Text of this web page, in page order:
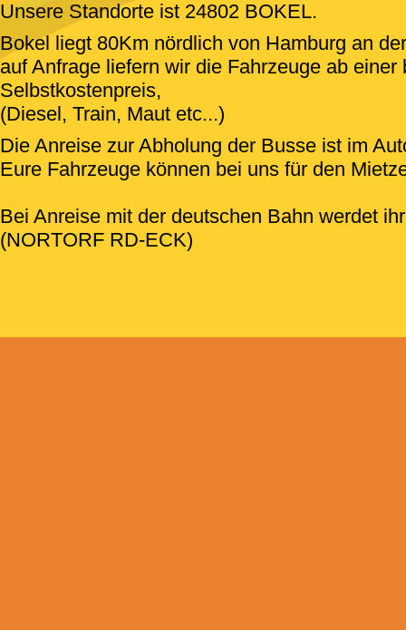
Unsere Standorte ist 24802 BOKEL.
Bokel liegt 80Km nördlich von Hamburg an
auf Anfrage liefern wir die Fahrzeuge ab
Selbstkostenpreis,
(Diesel, Train, Maut etc...)
Die Anreise zur Abholung der Busse ist im
Eure Fahrzeuge können bei uns für den
Bei Anreise mit der deutschen Bahn werdet
(NORTORF RD-ECK)